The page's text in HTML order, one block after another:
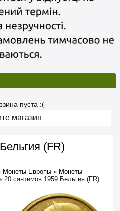
пуста :(
магазин
(FR)
Монеты Европы » Монеты
20 сантимов 1959 Бельгия (FR)